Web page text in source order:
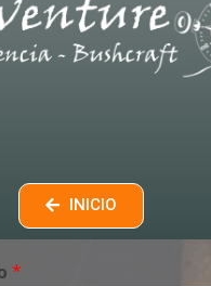
INICIO
*